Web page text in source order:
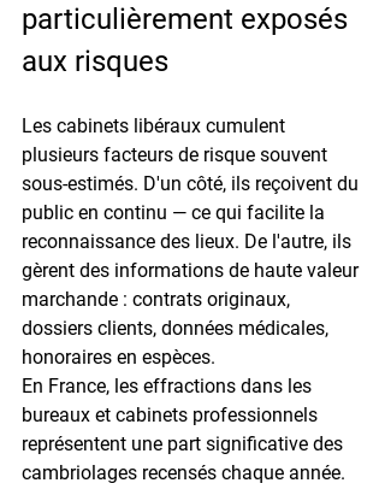
particulièrement exposés
aux risques
Les cabinets libéraux cumulent
plusieurs facteurs de risque souvent
sous-estimés. D'un côté, ils reçoivent du
public en continu — ce qui facilite la
reconnaissance des lieux. De l'autre, ils
gèrent des informations de haute valeur
marchande : contrats originaux,
dossiers clients, données médicales,
honoraires en espèces.
En France, les effractions dans les
bureaux et cabinets professionnels
représentent une part significative des
cambriolages recensés chaque année.